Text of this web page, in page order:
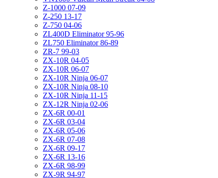
Z-1000 07-09
Z-250 13-17
Z-750 04-06
ZL400D Eliminator 95-96
ZL750 Eliminator 86-89
ZR-7 99-03
ZX-10R 04-05
ZX-10R 06-07
ZX-10R Ninja 06-07
ZX-10R Ninja 08-10
ZX-10R Ninja 11-15
ZX-12R Ninja 02-06
ZX-6R 00-01
ZX-6R 03-04
ZX-6R 05-06
ZX-6R 07-08
ZX-6R 09-17
ZX-6R 13-16
ZX-6R 98-99
ZX-9R 94-97